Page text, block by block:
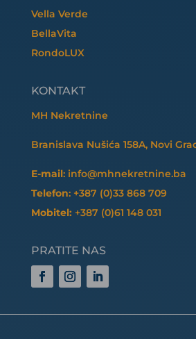
Vella Verde
BellaVita
RondoLUX
KONTAKT
MH Nekretnine
Branislava Nušića 158A, Novi
E-mail: info@mhnekretnine.ba
Telefon: +387 (0)33 868 709
Mobitel: +387 (0)61 148 031
PRATITE NAS